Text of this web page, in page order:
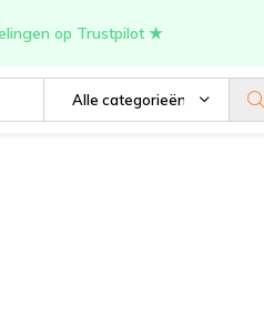
Alle categorieën
op Trustpilot ★